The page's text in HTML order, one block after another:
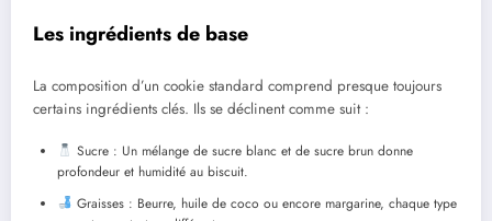
Les ingrédients de base
La composition d’un cookie standard comprend presque toujours
certains ingrédients clés. Ils se déclinent comme suit :
Sucre : Un mélange de sucre blanc et de sucre brun donne
profondeur et humidité au biscuit.
Graisses : Beurre, huile de coco ou encore margarine, chaque type